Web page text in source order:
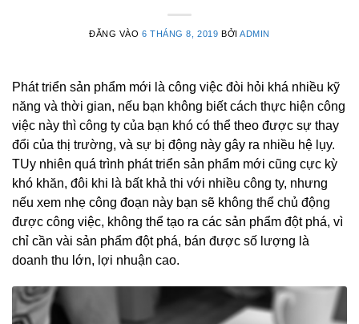
ĐĂNG VÀO 6 THÁNG 8, 2019 BỞIADMIN
Phát triển sản phẩm mới là công việc đòi hỏi khá nhiều kỹ
năng và thời gian, nếu bạn không biết cách thực hiện công
việc này thì công ty của bạn khó có thể theo được sự thay
đổi của thị trường, và sự bị động này gây ra nhiều hệ lụy.
TUy nhiên quá trình phát triển sản phẩm mới cũng cực kỳ
khó khăn, đôi khi là bất khả thi với nhiều công ty, nhưng
nếu xem nhẹ công đoạn này bạn sẽ không thể chủ động
được công việc, không thể tạo ra các sản phẩm đột phá, vì
chỉ cần vài sản phẩm đột phá, bán được số lượng là
doanh thu lớn, lợi nhuận cao.